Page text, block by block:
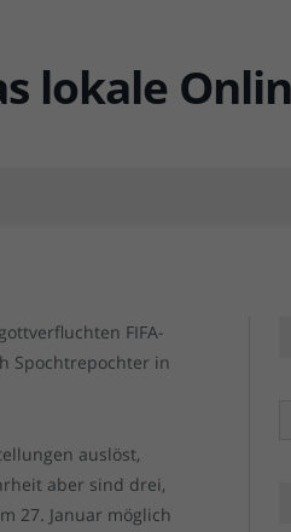
FIFA-
Spochtrepochter in
auslöst,
aber sind drei,
27. Januar möglich